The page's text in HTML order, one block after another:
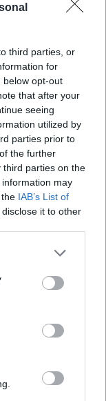
third parties, or
for
below opt-out
that after your
seeing
utilized by
parties prior to
the further
third parties on the
information may
IAB’s List of
it to other
or more Google
You may click to
party tags to
in below Google